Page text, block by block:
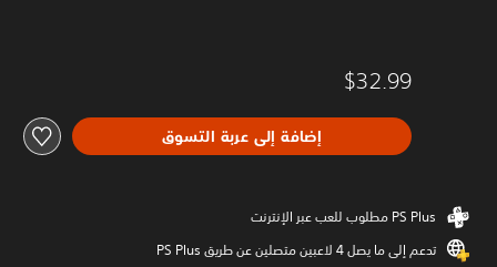
$32.99
إضافة إلى عربة التسوق
تدعم إلى ما يصل 4 لاعبين متصلين عن طريق PS Plus‏